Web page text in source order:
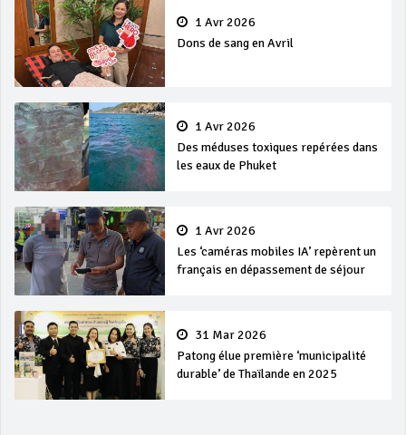
1 Avr 2026
Dons de sang en Avril
1 Avr 2026
Des méduses toxiques repérées dans
les eaux de Phuket
1 Avr 2026
Les ‘caméras mobiles IA’ repèrent un
français en dépassement de séjour
31 Mar 2026
Patong élue première ‘municipalité
durable’ de Thaïlande en 2025